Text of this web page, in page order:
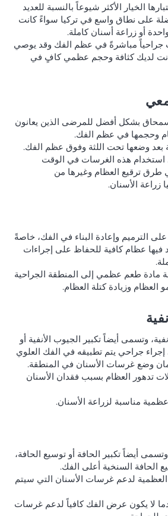
الخيار الأكثر شيوعاً بالنسبة للعديد
على نطاق واسع في تركيا سواءً كانت
أو زراعة أسنان كاملة.
جراحياً مباشرةً في عظم الفك وقد يوصي
لديك كثافة وحجم عظمي كافٍ في
بشكل أفضل للمرضى الذين يعانون
وحجمها في عظم الفك.
بعد وضعها تحت اللثة وفوق عظم الفك.
استخدام هذه الغرسات في الوقت
طرق ترقيع العظام وغيرها من
زراعة الأسنان.
على الترميم وإعادة البناء في الفك، خاصةً
فيها عظام كافية للحفاظ على إجراءات
مادة طعم عظمي إلى المنطقة الجراحية
وزيادة كتلة العظام.
وتسمى أيضاً تكبير الجيوب الأنفية أو
إجراء جراحي يتم تطبيقه في الفك العلوي
وضع غرسات الأسنان في المنطقة.
تدهور العظام بسبب فقدان الأسنان
مناسبة لزراعة الأسنان.
أيضاً تكبير الحافة أو توسيع الحافة،
الحافة السنخية أعلى الفك.
العظمية لدعم غرسات الأسنان التي سيتم
لا يكون عرض الفك كافياً لدعم غرسات